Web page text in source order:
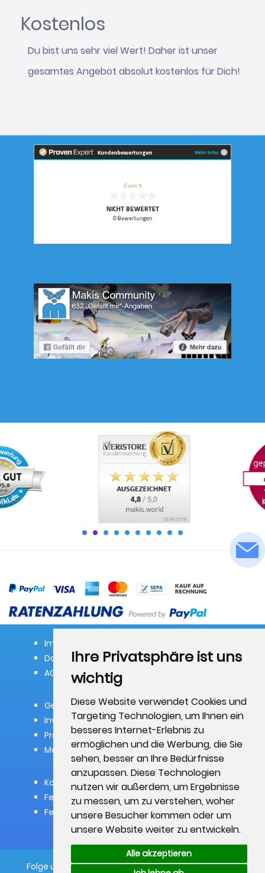
Ihre Privatsphäre ist uns
wichtig
Diese Website verwendet Cookies und
Targeting Technologien, um Ihnen ein
besseres Internet-Erlebnis zu
ermöglichen und die Werbung, die Sie
sehen, besser an Ihre Bedürfnisse
anzupassen. Diese Technologien
nutzen wir außerdem, um Ergebnisse
zu messen, um zu verstehen, woher
unsere Besucher kommen oder um
unsere Website weiter zu entwickeln.
Alle akzeptieren
Kostenlos
Du bist uns sehr viel Wert! Daher ist unser
gesamtes Angebot absolut kostenlos für Dich!
Impressum
Datenschutzerklärung
AGB
Gewerbetreibende
Investoren
Presse
Medien
Kontakt
Feedback
Fehler melden
Folge uns -